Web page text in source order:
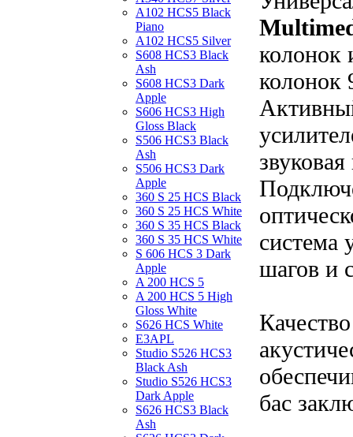
A102 HCS5 Black
Piano
A102 HCS5 Silver
S608 HCS3 Black
Ash
S608 HCS3 Dark
Apple
S606 HCS3 High
Gloss Black
S506 HCS3 Black
Ash
S506 HCS3 Dark
Apple
360 S 25 HCS Black
360 S 25 HCS White
360 S 35 HCS Black
360 S 35 HCS White
S 606 HCS 3 Dark
Apple
A 200 HCS 5
A 200 HCS 5 High
Gloss White
S626 HCS White
E3APL
Studio S526 HCS3
Black Ash
Studio S526 HCS3
Dark Apple
S626 HCS3 Black
Ash
колонок
колонок
система
шагов и
бас